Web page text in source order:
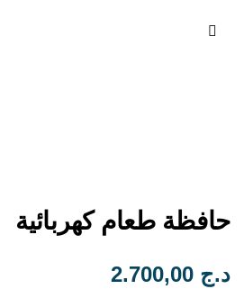
ا
حافظة طعام كهربائية
د.ج